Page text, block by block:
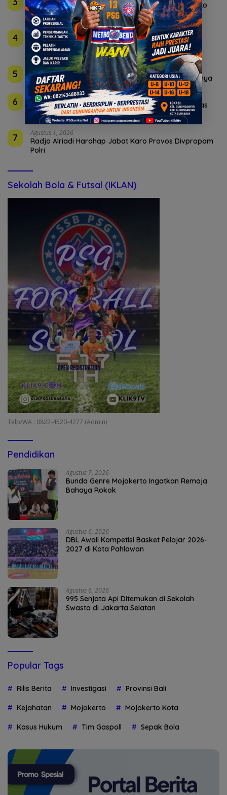
Bupati Albarraa Motivasi Mahasiswa asal Mojokerto
Kuliah Unesa
4 Agustus 5, 2026
Sekolah Rakyat Kedung Cowek Diapreasi DPRD
Surabaya
5 Agustus 4, 2026
Istri Polisi di Medan Akhiri Hidup Pakai Pistol Suaminya
6 Agustus 4, 2026
Polda Jatim Bongkar Sindikat Penipuan Online Emas
Murah
7 Agustus 1, 2026
Radjo Alriadi Harahap Jabat Karo Provos Divpropam
Polri
Sekolah Bola & Futsal (IKLAN)
Telp/WA : 0822-4520-4277 (Admin)
Pendidikan
Agustus 7, 2026
Bunda Genre Mojokerto Ingatkan Remaja
Bahaya Rokok
Agustus 6, 2026
DBL Awali Kompetisi Basket Pelajar 2026-
2027 di Kota Pahlawan
Agustus 6, 2026
995 Senjata Api Ditemukan di Sekolah
Swasta di Jakarta Selatan
Popular Tags
Rilis Berita Investigasi Provinsi Bali
Kejahatan Mojokerto Mojokerto Kota
Kasus Hukum Tim Gaspoll Sepak Bola